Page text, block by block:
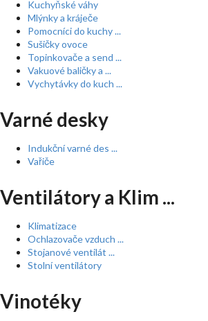
Kuchyňské váhy
Mlýnky a kráječe
Pomocníci do kuchy ...
Sušičky ovoce
Topinkovače a send ...
Vakuové baličky a ...
Vychytávky do kuch ...
Varné desky
Indukční varné des ...
Vařiče
Ventilátory a Klim ...
Klimatizace
Ochlazovače vzduch ...
Stojanové ventilát ...
Stolní ventilátory
Vinotéky